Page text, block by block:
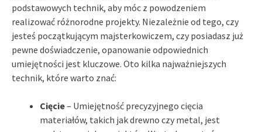
podstawowych technik, aby móc z powodzeniem
realizować różnorodne projekty. Niezależnie od tego, czy
jesteś początkującym majsterkowiczem, czy posiadasz już
pewne doświadczenie, opanowanie odpowiednich
umiejętności jest kluczowe. Oto kilka najważniejszych
technik, które warto znać:
Cięcie– Umiejętność precyzyjnego cięcia
materiałów, takich jak drewno czy metal, jest